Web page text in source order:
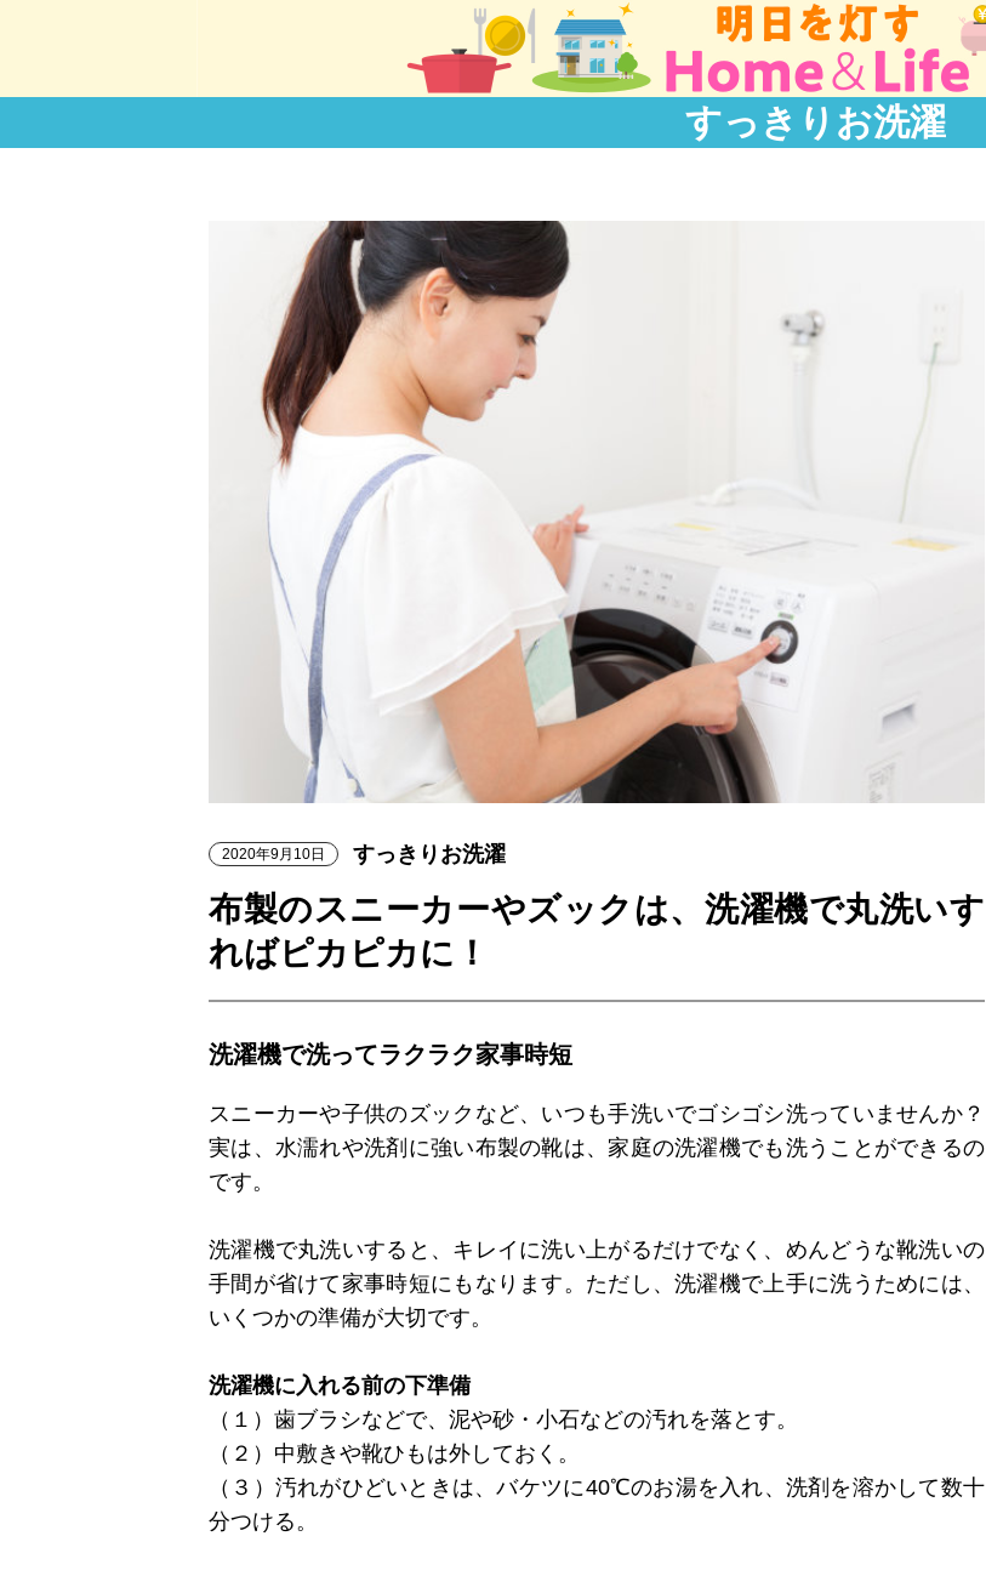
すっきりお洗濯
2020年9月10日 すっきりお洗濯
布製のスニーカーやズックは、洗濯機で丸洗いす
ればピカピカに！
洗濯機で洗ってラクラク家事時短
スニーカーや子供のズックなど、いつも手洗いでゴシゴシ洗っていませんか？
実は、水濡れや洗剤に強い布製の靴は、家庭の洗濯機でも洗うことができるの
です。
洗濯機で丸洗いすると、キレイに洗い上がるだけでなく、めんどうな靴洗いの
手間が省けて家事時短にもなります。ただし、洗濯機で上手に洗うためには、
いくつかの準備が大切です。
洗濯機に入れる前の下準備
（１）歯ブラシなどで、泥や砂・小石などの汚れを落とす。
（２）中敷きや靴ひもは外しておく。
（３）汚れがひどいときは、バケツに40℃のお湯を入れ、洗剤を溶かして数十
分つける。